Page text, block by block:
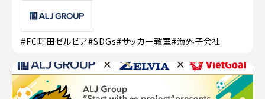
#FC町田ゼルビア#SDGs#サッカー教室#海外子会社